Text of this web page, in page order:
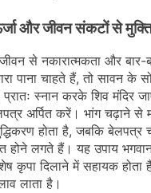
और जीवन संकटों से
से नकारात्मकता और बार-
पाना चाहते हैं, तो सावन के
स्नान करके शिव मंदिर
अर्पित करें। भांग चढ़ाने से
होता है, जबकि
होने लगते हैं। यह उपाय
कृपा दिलाने में सहायक
लाता है।